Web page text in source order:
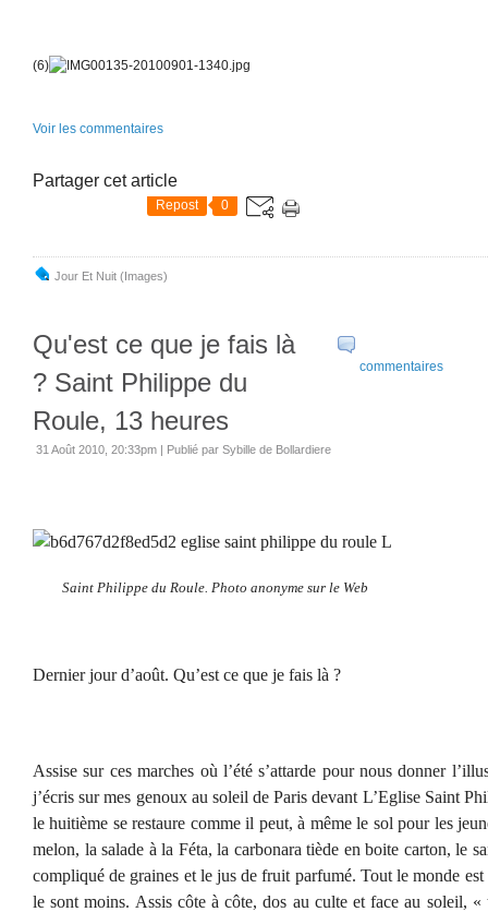
(6)
Voir les commentaires
Partager cet article
Repost 0
Jour Et Nuit (images)
commentaires
Qu'est ce que je fais là
? Saint Philippe du
Roule, 13 heures
31 Août 2010, 20:33pm | Publié par Sybille de Bollardiere
Saint Philippe du Roule. Photo anonyme sur le Web
Dernier jour d’août. Qu’est ce que je fais là ?
Assise sur ces marches où l’été s’attarde pour nous donner
j’écris sur mes genoux au soleil de Paris devant L’Eglise Saint
le huitième se restaure comme il peut, à même le sol pour les
melon, la salade à la Féta, la carbonara tiède en boite carton, le
compliqué de graines et le jus de fruit parfumé. Tout le monde
le sont moins. Assis côte à côte, dos au culte et face au soleil, «